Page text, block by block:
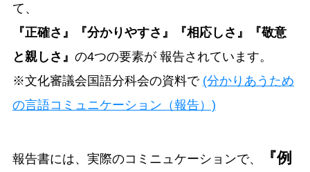
て、
『正確さ』『分かりやすさ』『相応しさ』『敬意
と親しさ』 の4つの要素が 報告されています。
※文化審議会国語分科会の資料で (分かりあうため
の言語コミュニケーション（報告）)
報告書には、実際のコミニュケーションで、
『例